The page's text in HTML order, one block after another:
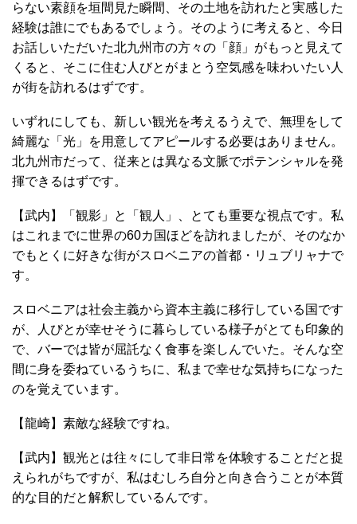
らない素顔を垣間見た瞬間、その土地を訪れたと実感した
経験は誰にでもあるでしょう。そのように考えると、今日
お話しいただいた北九州市の方々の「顔」がもっと見えて
くると、そこに住む人びとがまとう空気感を味わいたい人
が街を訪れるはずです。
いずれにしても、新しい観光を考えるうえで、無理をして
綺麗な「光」を用意してアピールする必要はありません。
北九州市だって、従来とは異なる文脈でポテンシャルを発
揮できるはずです。
【武内】「観影」と「観人」、とても重要な視点です。私
はこれまでに世界の60カ国ほどを訪れましたが、そのなか
でもとくに好きな街がスロベニアの首都・リュブリャナで
す。
スロベニアは社会主義から資本主義に移行している国です
が、人びとが幸せそうに暮らしている様子がとても印象的
で、バーでは皆が屈託なく食事を楽しんでいた。そんな空
間に身を委ねているうちに、私まで幸せな気持ちになった
のを覚えています。
【龍崎】素敵な経験ですね。
【武内】観光とは往々にして非日常を体験することだと捉
えられがちですが、私はむしろ自分と向き合うことが本質
的な目的だと解釈しているんです。